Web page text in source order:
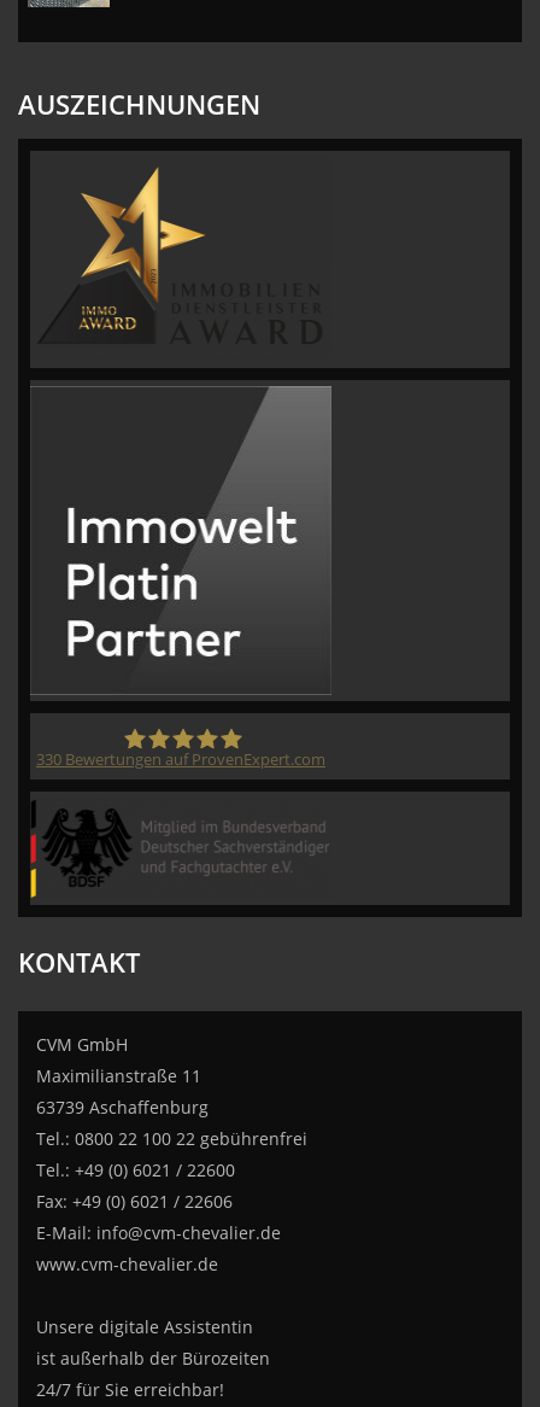
AUSZEICHNUNGEN
330 Bewertungen auf ProvenExpert.com
KONTAKT
CVM GmbH
Maximilianstraße 11
63739 Aschaffenburg
Tel.: 0800 22 100 22 gebührenfrei
Tel.: +49 (0) 6021 / 22600
Fax: +49 (0) 6021 / 22606
E-Mail: info@cvm-chevalier.de
www.cvm-chevalier.de
Unsere digitale Assistentin
ist außerhalb der Bürozeiten
24/7 für Sie erreichbar!